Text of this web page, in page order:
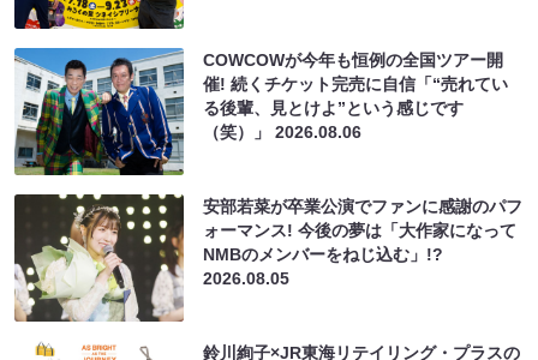
COWCOWが今年も恒例の全国ツアー開
催! 続くチケット完売に自信「“売れてい
る後輩、見とけよ”という感じです
（笑）」2026.08.06
安部若菜が卒業公演でファンに感謝のパフ
ォーマンス! 今後の夢は「大作家になって
NMBのメンバーをねじ込む」!?
2026.08.05
鈴川絢子×JR東海リテイリング・プラスの